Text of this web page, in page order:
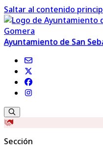
Saltar al contenido
Ayuntamiento de San
Sección